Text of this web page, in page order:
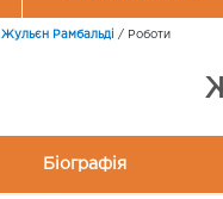
Жульєн Рамбальді / Роботи
Біографія